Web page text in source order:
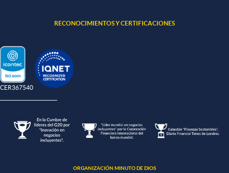
RECONOCIMIENTOS Y CERTIFICACIONES
CER367540
ORGANIZACIÓN MINUTO DE DIOS